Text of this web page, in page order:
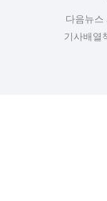
다음뉴스
기사배열